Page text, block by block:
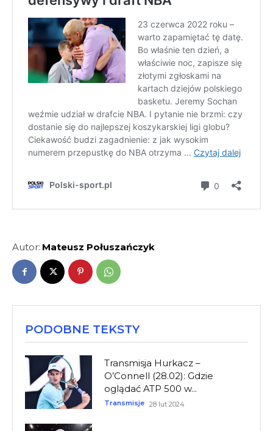
Autor: Mateusz Połuszańczyk
PODOBNE TEKSTY
Transmisja Hurkacz –
O’Connell (28.02): Gdzie
oglądać ATP 500 w...
Transmisje 28 lut 2024